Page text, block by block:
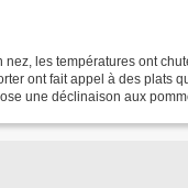
nez, les températures ont
ont fait appel à des plats
une déclinaison aux